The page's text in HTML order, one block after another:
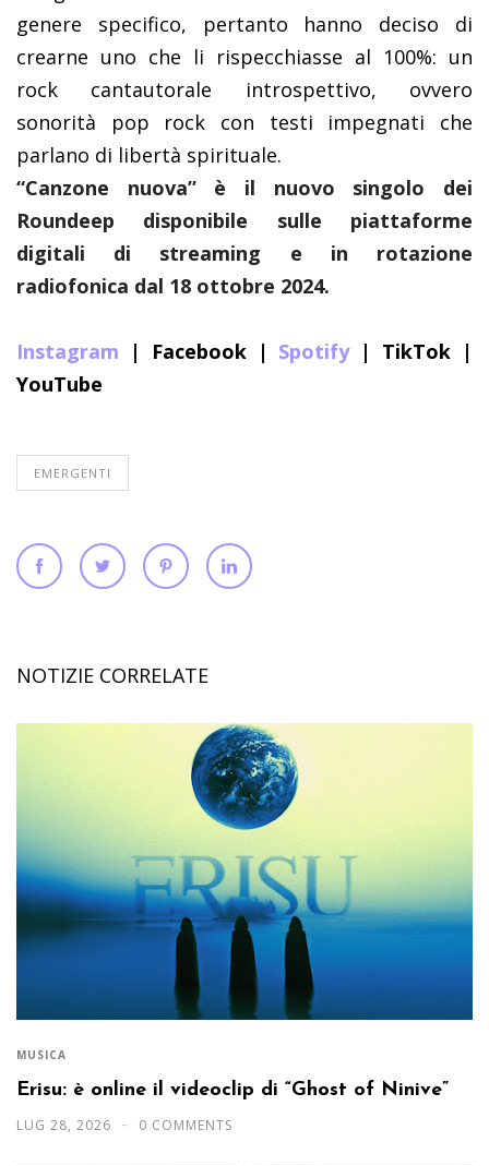
genere specifico, pertanto hanno deciso di
crearne uno che li rispecchiasse al 100%: un
rock cantautorale introspettivo, ovvero
sonorità pop rock con testi impegnati che
parlano di libertà spirituale.
“Canzone nuova” è il nuovo singolo dei
Roundeep disponibile sulle piattaforme
digitali di streaming e in rotazione
radiofonica dal 18 ottobre 2024.
Instagram | Facebook| Spotify | TikTok |
YouTube
EMERGENTI
NOTIZIE CORRELATE
MUSICA
Erisu: è online il videoclip di “Ghost of Ninive”
LUG 28, 2026 0 COMMENTS